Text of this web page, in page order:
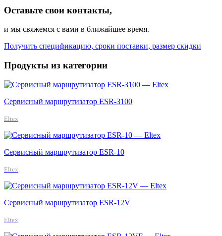
Оставьте свои контакты,
и мы свяжемся с вами в ближайшее время.
Получить спецификацию, сроки поставки, размер скидки
Продукты из категории
Сервисный маршрутизатор ESR-3100
Eltex
Сервисный маршрутизатор ESR-10
Eltex
Сервисный маршрутизатор ESR-12V
Eltex